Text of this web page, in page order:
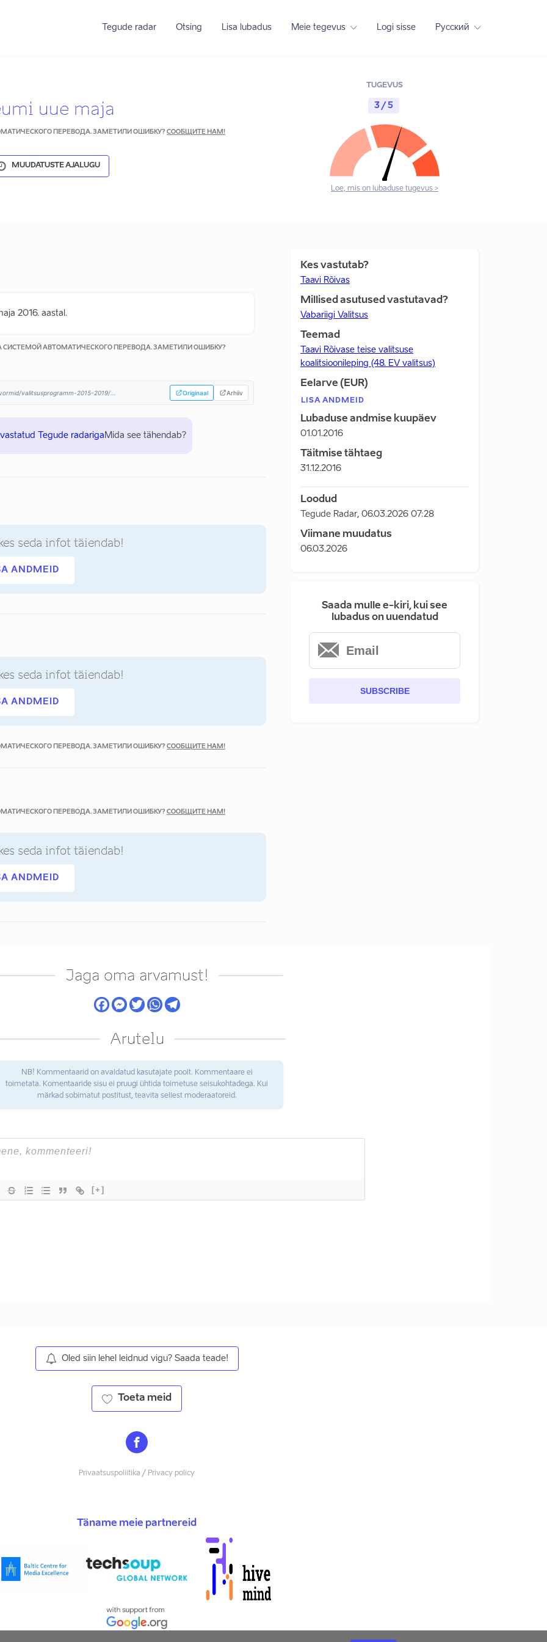
Tegude radar Otsing Lisa lubadus Meie tegevus Logi sisse Русский
uue maja
ПЕРЕВОДА. ЗАМЕТИЛИ ОШИБКУ? СООБЩИТЕ НАМ!
MUUDATUSTE AJALUGU
TUGEVUS
3 / 5
Loe, mis on lubaduse tugevus >
2016. aastal.
СИСТЕМОЙ АВТОМАТИЧЕСКОГО ПЕРЕВОДА. ЗАМЕТИЛИ ОШИБКУ?
valitsusprogramm-2015-2019/... Originaal Arhiiv
Tegude radariga Mida see tähendab?
seda infot täiendab!
ANDMEID
seda infot täiendab!
ANDMEID
ПЕРЕВОДА. ЗАМЕТИЛИ ОШИБКУ? СООБЩИТЕ НАМ!
ПЕРЕВОДА. ЗАМЕТИЛИ ОШИБКУ? СООБЩИТЕ НАМ!
seda infot täiendab!
ANDMEID
Kes vastutab?
Taavi Rõivas
Millised asutused vastutavad?
Vabariigi Valitsus
Teemad
Taavi Rõivase teise valitsuse
koalitsioonileping (48. EV valitsus)
Eelarve (EUR)
LISA ANDMEID
Lubaduse andmise kuupäev
01.01.2016
Täitmise tähtaeg
31.12.2016
Loodud
Tegude Radar, 06.03.2026 07:28
Viimane muudatus
06.03.2026
Saada mulle e-kiri, kui see
lubadus on uuendatud
SUBSCRIBE
Jaga oma arvamust!
Arutelu
NB! Kommentaarid on avaldatud kasutajate poolt. Kommentaare ei
toimetata. Komentaaride sisu ei pruugi ühtida toimetuse seisukohtadega. Kui
märkad sobimatut postitust, teavita sellest moderaatoreid.
[+]
Oled siin lehel leidnud vigu? Saada teade!
Toeta meid
Privaatsuspoliitika / Privacy policy
Täname meie partnereid